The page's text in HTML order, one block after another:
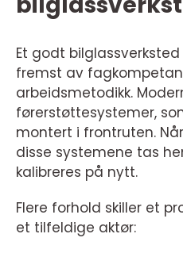
Et godt
fremst av
arbeidsmetodikk.
førerstøttesystemer,
montert i frontruten.
disse systemene tas
kalibreres på nytt.
Flere forhold skiller et
et tilfeldige aktør: